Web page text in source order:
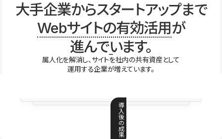
大手企業からスタートアップまで
Webサイトの有効活用が
進んでいます。
属人化を解消し、サイトを社内の共有資産として
運用する企業が増えています。
導
入
後
の
成
果